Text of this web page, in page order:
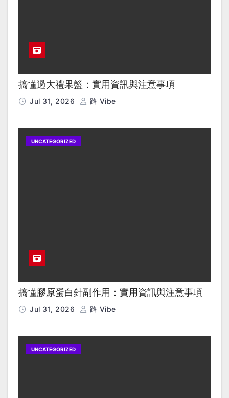
搞懂過大禮果籃：實用資訊與注意事項
Jul 31, 2026 路 Vibe
UNCATEGORIZED
搞懂膠原蛋白針副作用：實用資訊與注意事項
Jul 31, 2026 路 Vibe
UNCATEGORIZED